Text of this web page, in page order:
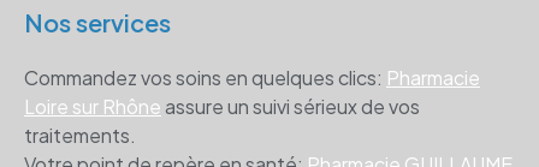
Nos services
Commandez vos soins en quelques clics: Pharmacie
Loire sur Rhôneassure un suivi sérieux de vos
traitements.